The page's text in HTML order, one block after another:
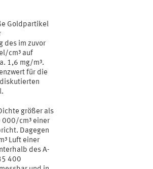
Goldpartikel
des im zuvor
cm³ auf
1,6 mg/m³.
für die
größer als
000/cm³ einer
Dagegen
Luft einer
des A-
400